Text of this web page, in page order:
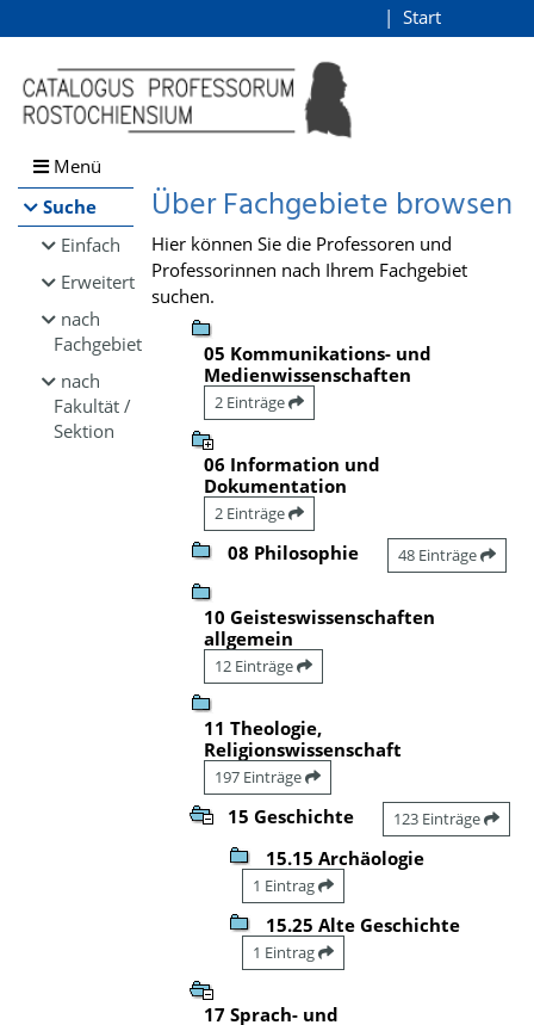
Browsen
direkt zum Inhalt
Start
Menü
Suche
Einfach
Erweitert
nach
Fachgebiet
nach
Fakultät /
Sektion
Über Fachgebiete browsen
Hier können Sie die Professoren und
Professorinnen nach Ihrem Fachgebiet
suchen.
05 Kommunikations- und
Medienwissenschaften
2 Einträge
06 Information und
Dokumentation
2 Einträge
08 Philosophie 48 Einträge
10 Geisteswissenschaften
allgemein
12 Einträge
11 Theologie,
Religionswissenschaft
197 Einträge
15 Geschichte 123 Einträge
15.15 Archäologie
1 Eintrag
15.25 Alte Geschichte
1 Eintrag
17 Sprach- und